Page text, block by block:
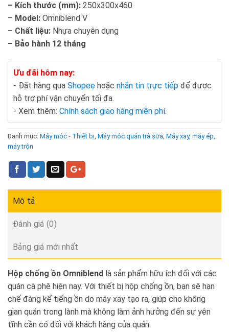
– Kích thước (mm): 250x300x460
– Model: Omniblend V
– Chất liệu: Nhựa chuyên dụng
– Bảo hành 12 tháng
Ưu đãi hôm nay:
- Đặt hàng qua Shopee hoặc nhắn tin trực tiếp để được
hỗ trợ phí vận chuyển tối đa.
- Xem thêm: Chính sách giao hàng miễn phí.
Danh mục: Máy móc - Thiết bị Máy móc quán trà sữa Máy xay, máy ép,
máy trộn
Mô tả
Đánh giá (0)
Bảng giá mới nhất
Hộp chống ồn Omniblend là sản phẩm hữu ích đối với các
quán cà phê hiện nay. Với thiết bị hộp chống ồn, bạn sẽ hạn
chế đáng kể tiếng ồn do máy xay tạo ra, giúp cho không
gian quán trong lành mà không làm ảnh hưởng đến sự yên
tĩnh cần có đối với khách hàng của quán.